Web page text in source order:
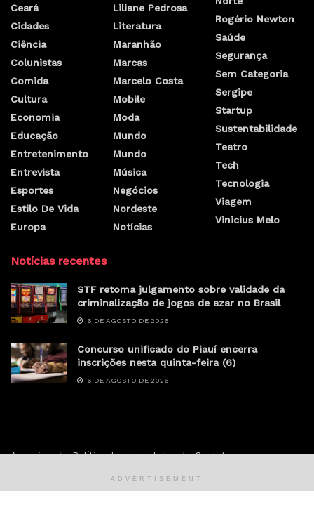
Ceará
Cidades
Ciência
Colunistas
Comida
Cultura
Economia
Educação
Entretenimento
Entrevista
Esportes
Estilo De Vida
Europa
Liliane Pedrosa
Literatura
Maranhão
Marcas
Marcelo Costa
Mobile
Moda
Mundo
Mundo
Música
Negócios
Nordeste
Notícias
Rogério Newton
Saúde
Segurança
Sem Categoria
Sergipe
Startup
Sustentabilidade
Teatro
Tech
Tecnologia
Viagem
Vinicius Melo
Notícias recentes
STF retoma julgamento sobre validade da
criminalização de jogos de azar no Brasil
6 DE AGOSTO DE 2026
Concurso unificado do Piauí encerra
inscrições nesta quinta-feira (6)
6 DE AGOSTO DE 2026
Anunciar Política de privacidade Contato
ADVERTISEMENT